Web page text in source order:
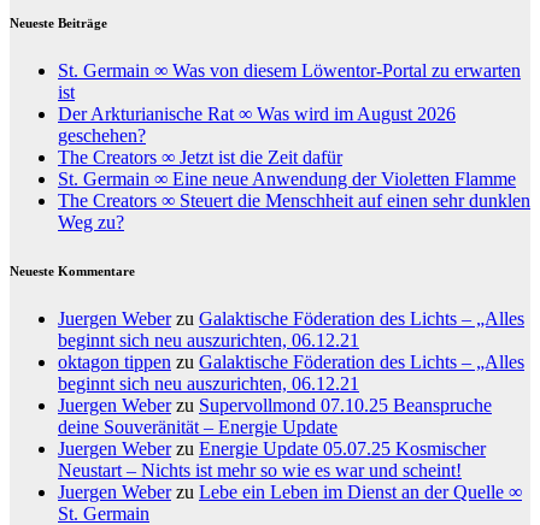
Neueste Beiträge
St. Germain ∞ Was von diesem Löwentor-Portal zu erwarten
ist
Der Arkturianische Rat ∞ Was wird im August 2026
geschehen?
The Creators ∞ Jetzt ist die Zeit dafür
St. Germain ∞ Eine neue Anwendung der Violetten Flamme
The Creators ∞ Steuert die Menschheit auf einen sehr dunklen
Weg zu?
Neueste Kommentare
Juergen Weberzu Galaktische Föderation des Lichts – „Alles
beginnt sich neu auszurichten, 06.12.21
oktagon tippen zu Galaktische Föderation des Lichts – „Alles
beginnt sich neu auszurichten, 06.12.21
Juergen Weberzu Supervollmond 07.10.25 Beanspruche
deine Souveränität – Energie Update
Juergen Weberzu Energie Update 05.07.25 Kosmischer
Neustart – Nichts ist mehr so wie es war und scheint!
Juergen Weberzu Lebe ein Leben im Dienst an der Quelle ∞
St. Germain